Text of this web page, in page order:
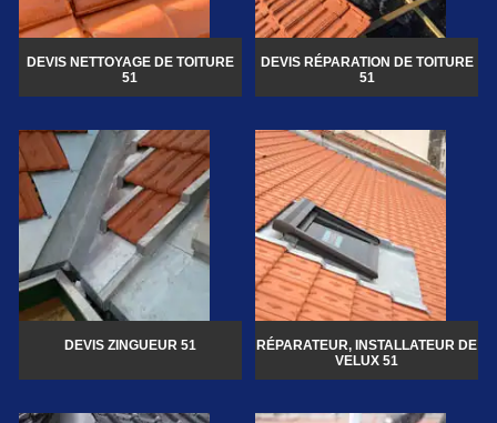
DEVIS NETTOYAGE DE TOITURE
51
DEVIS RÉPARATION DE TOITURE
51
DEVIS ZINGUEUR 51
RÉPARATEUR, INSTALLATEUR DE
VELUX 51